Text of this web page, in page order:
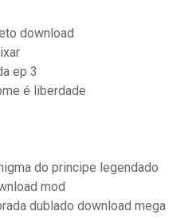
download
ep 3
é liberdade
do principe legendado
mod
dublado download mega